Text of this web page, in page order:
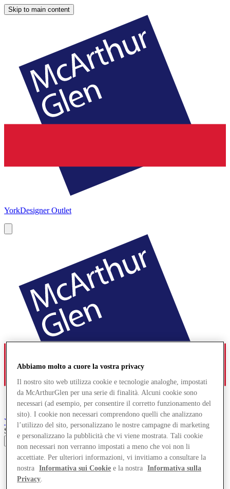
Skip to main content
YorkDesigner Outlet
YorkDesigner Outlet
Search input
Negozi
Offerte
Pianifica la tua visita
Abbiamo molto a cuore la vostra privacy
Il nostro sito web utilizza cookie e tecnologie analoghe, impostati
da McArthurGlen per una serie di finalità. Alcuni cookie sono
necessari (ad esempio, per consentire il corretto funzionamento del
sito). I cookie non necessari comprendono quelli che analizzano
l’utilizzo del sito, personalizzano le nostre campagne di marketing
e personalizzano la pubblicità che vi viene mostrata. Tali cookie
non necessari non verranno impostati a meno che voi non li
accettiate. Per ulteriori informazioni, vi invitiamo a consultare la
nostra
Informativa sui Cookie e la nostra
Informativa sulla
Privacy.